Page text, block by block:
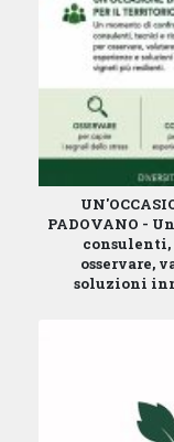
PADOVANO -
consulenti,
osservare,
soluzioni